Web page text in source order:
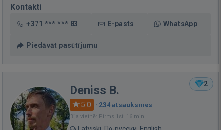
Kontakti
+371 *** *** 83 E-pasts WhatsApp
Piedāvāt pasūtījumu
2
Deniss B.
5.0 · 234 atsauksmes
Bija vietnē: Pirms 1st. 16 min.